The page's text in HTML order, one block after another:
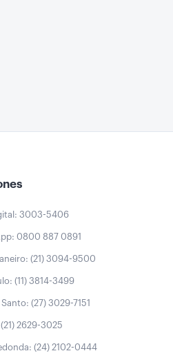
3003-5406
0800 887 0891
(21) 3094-9500
(11) 3814-3499
(27) 3029-7151
2629-3025
(24) 2102-0444